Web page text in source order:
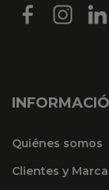
Quiénes somos
Clientes y